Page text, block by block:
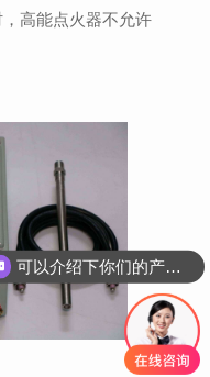
高能点火器不允许
可以介绍下你们的产品么？